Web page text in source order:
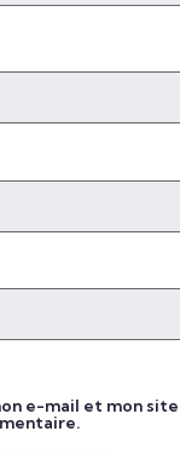
e-mail et mon